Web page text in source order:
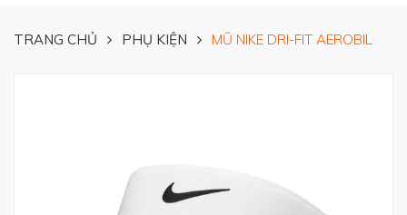
TRANG CHỦ PHỤ KIỆN MŨ NIKE DRI-FIT AEROBIL